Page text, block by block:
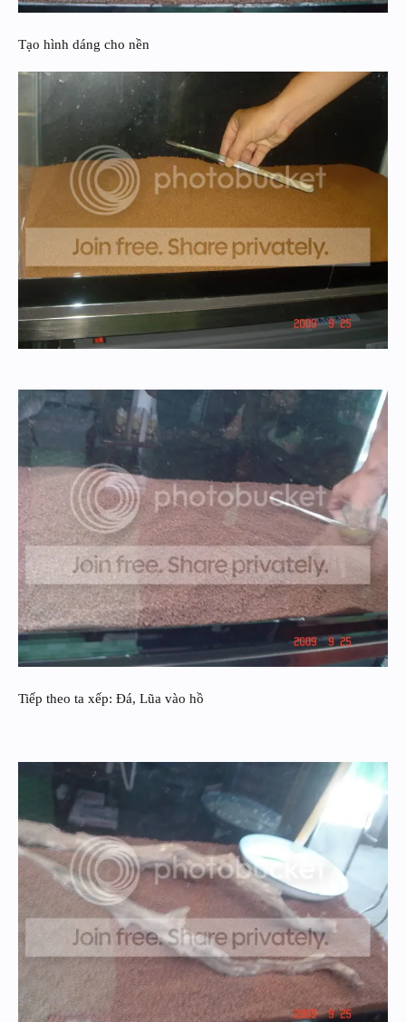
Tạo hình dáng cho nền
Tiếp theo ta xếp: Đá, Lũa vào hồ